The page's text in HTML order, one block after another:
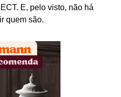
E, pelo visto, não há
quem são.